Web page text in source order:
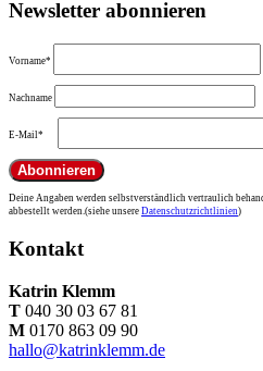
Newsletter abonnieren
Vorname*
Nachname
E-Mail*
Deine Angaben werden selbstverständlich vertraulich
abbestellt werden.(siehe unsere Datenschutzrichtlinien)
Kontakt
Katrin Klemm
T 040 30 03 67 81
M 0170 863 09 90
hallo@katrinklemm.de